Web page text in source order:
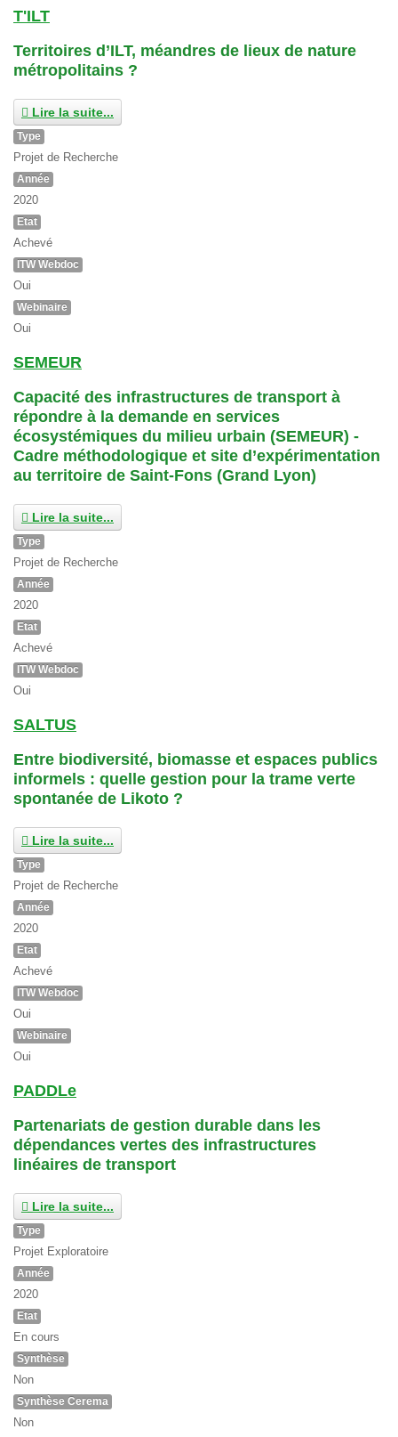
T'ILT
Territoires d’ILT, méandres de lieux de nature
métropolitains ?
Lire la suite...
Type
Projet de Recherche
Année
2020
Etat
Achevé
ITW Webdoc
Oui
Webinaire
Oui
SEMEUR
Capacité des infrastructures de transport à
répondre à la demande en services
écosystémiques du milieu urbain (SEMEUR) -
Cadre méthodologique et site d’expérimentation
au territoire de Saint-Fons (Grand Lyon)
Lire la suite...
Type
Projet de Recherche
Année
2020
Etat
Achevé
ITW Webdoc
Oui
SALTUS
Entre biodiversité, biomasse et espaces publics
informels : quelle gestion pour la trame verte
spontanée de Likoto ?
Lire la suite...
Type
Projet de Recherche
Année
2020
Etat
Achevé
ITW Webdoc
Oui
Webinaire
Oui
PADDLe
Partenariats de gestion durable dans les
dépendances vertes des infrastructures
linéaires de transport
Lire la suite...
Type
Projet Exploratoire
Année
2020
Etat
En cours
Synthèse
Non
Synthèse Cerema
Non